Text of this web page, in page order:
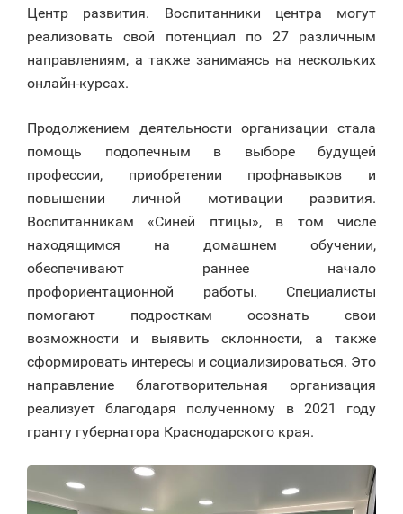
Центр развития. Воспитанники центра могут
реализовать свой потенциал по 27 различным
направлениям, а также занимаясь на нескольких
онлайн-курсах.
Продолжением деятельности организации стала
помощь подопечным в выборе будущей
профессии, приобретении профнавыков и
повышении личной мотивации развития.
Воспитанникам «Синей птицы», в том числе
находящимся на домашнем обучении,
обеспечивают раннее начало
профориентационной работы. Специалисты
помогают подросткам осознать свои
возможности и выявить склонности, а также
сформировать интересы и социализироваться. Это
направление благотворительная организация
реализует благодаря полученному в 2021 году
гранту губернатора Краснодарского края.